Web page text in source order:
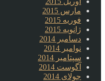
مارس 2015
فوریه 2015
ژانویه 2015
دسامبر 2014
نوامبر 2014
سپتامبر 2014
آگوست 2014
جولای 2014